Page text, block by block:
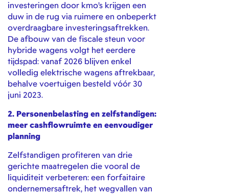
investeringen door kmo’s krijgen een
duw in de rug via ruimere en onbeperkt
overdraagbare investeringsaftrekken.
De afbouw van de fiscale steun voor
hybride wagens volgt het eerdere
tijdspad: vanaf 2026 blijven enkel
volledig elektrische wagens aftrekbaar,
behalve voertuigen besteld vóór 30
juni 2023.
2. Personenbelasting en zelfstandigen:
meer cashflowruimte en eenvoudiger
planning
Zelfstandigen profiteren van drie
gerichte maatregelen die vooral de
liquiditeit verbeteren: een forfaitaire
ondernemersaftrek, het wegvallen van